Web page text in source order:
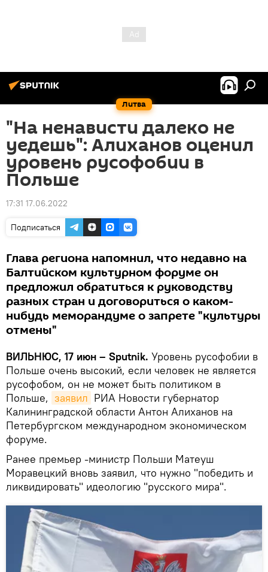
Литва
"На ненависти далеко не
уедешь": Алиханов оценил
уровень русофобии в
Польше
17:31 17.06.2022
Подписаться
Глава региона напомнил, что недавно на
Балтийском культурном форуме он
предложил обратиться к руководству
разных стран и договориться о каком-
нибудь меморандуме о запрете "культуры
отмены"
ВИЛЬНЮС, 17 июн – Sputnik. Уровень русофобии в
Польше очень высокий, если человек не является
русофобом, он не может быть политиком в
Польше, заявил РИА Новости губернатор
Калининградской области Антон Алиханов на
Петербургском международном экономическом
форуме.
Ранее премьер -министр Польши Матеуш
Моравецкий вновь заявил, что нужно "победить и
ликвидировать" идеологию "русского мира".